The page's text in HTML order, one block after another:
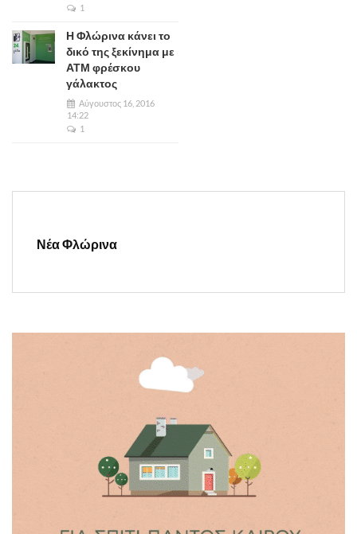
1
Η Φλώρινα κάνει το
δικό της ξεκίνημα με
ΑΤΜ φρέσκου
γάλακτος
Αύγουστος 16, 2016
14:22
1
Νέα Φλώρινα